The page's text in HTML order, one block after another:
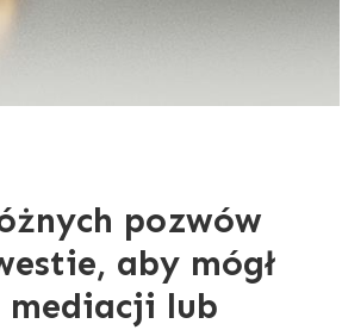
pozwów
aby mógł
mediacji lub